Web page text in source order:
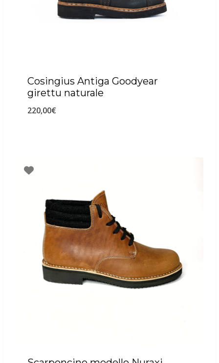
Cosingius Antiga Goodyear
girettu naturale
220,00€